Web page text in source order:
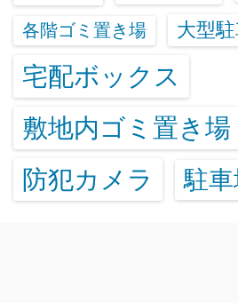
各階ゴミ置き場 大型
宅配ボックス
敷地内ゴミ置き場
防犯カメラ 駐